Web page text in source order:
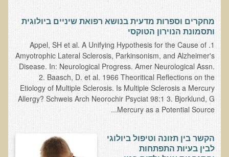
בדיקת טמפרטורה
שאלון אוטואימוני
שאלון קנדידה
שאלון סימפטומים של קרינת רדיו
פרוטוקולים רפואיים
בדיקת סריקה - חומצות אורגניות בשתן
מחקרים וספרות מדעית בנושא רפואת שיניים ביולוגית
ותסמונת הנוירון הטוקסי
1. Appel, SH et al. A Unifying Hypothesis for the Cause of
Amyotrophic Lateral Sclerosis, Parkinsonism, and Alzheimer's
Disease. In: Neurological Progress. Amer Neurological Assn.
2. Baasch, D. et al. 1966 Theoritical Reflections on the
Etiology of Multiple Sclerosis. Is Multiple Sclerosis a Mercury
Allergy? Schweis Arch Neorochir Psyciat 98:1 3. Bjorklund, G
Mercury as a Potential Source...
הקשר בין תזונה וטיפול ביולוגי
לבין בעיות התפתחות